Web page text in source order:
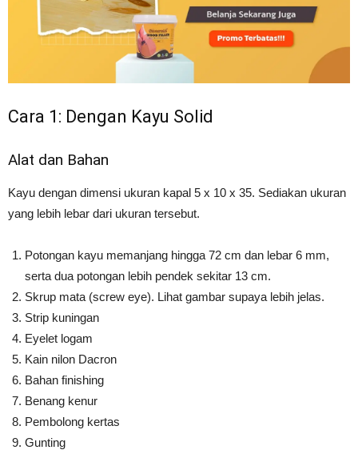
Cara 1: Dengan Kayu Solid
Alat dan Bahan
Kayu dengan dimensi ukuran kapal 5 x 10 x 35. Sediakan ukuran
yang lebih lebar dari ukuran tersebut.
Potongan kayu memanjang hingga 72 cm dan lebar 6 mm,
serta dua potongan lebih pendek sekitar 13 cm.
Skrup mata (screw eye). Lihat gambar supaya lebih jelas.
Strip kuningan
Eyelet logam
Kain nilon Dacron
Bahan finishing
Benang kenur
Pembolong kertas
Gunting